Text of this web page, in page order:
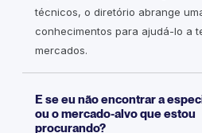
técnicos, o diretório abrange
conhecimentos para ajudá-lo a
mercados.
E se eu não encontrar a
ou o mercado-alvo que estou
procurando?